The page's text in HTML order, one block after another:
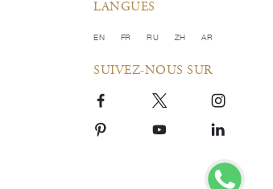
LANGUES
EN FR RU ZH AR
SUIVEZ-NOUS SUR